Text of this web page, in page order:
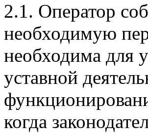
2.1. Оператор
необходимую
необходима для
уставной
когда